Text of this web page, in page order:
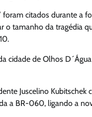
foram citados durante a
o tamanho da tragédia
cidade de Olhos
Juscelino Kubitschek
a BR-060, ligando a